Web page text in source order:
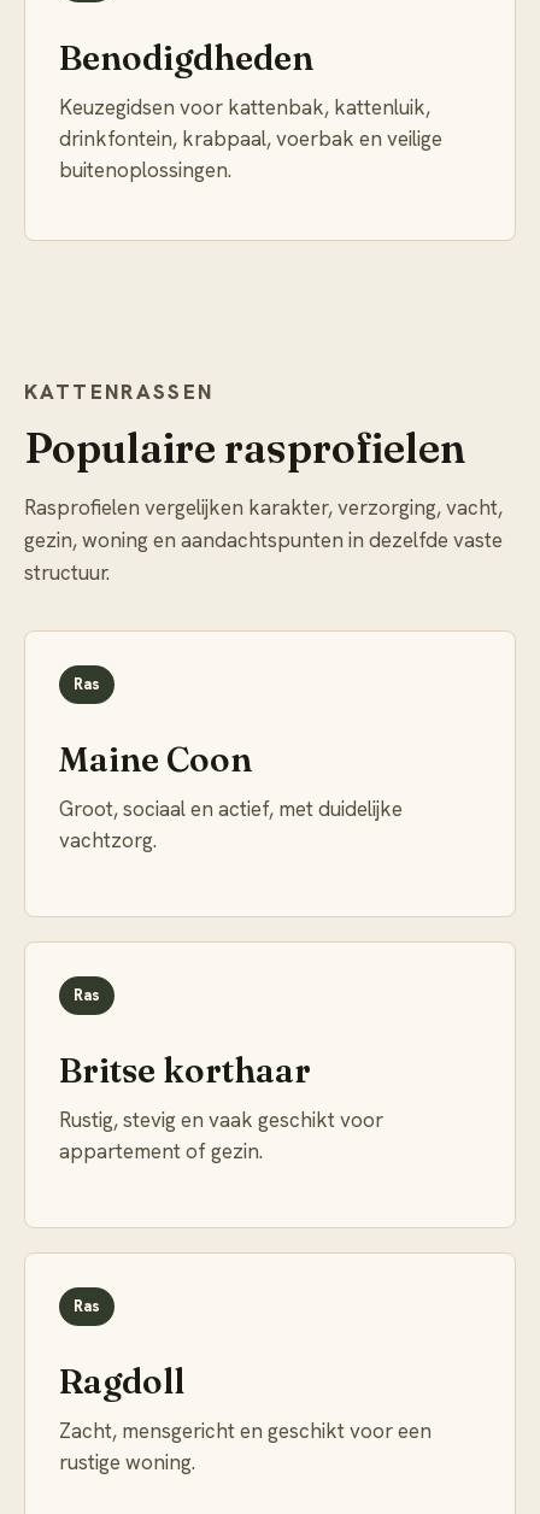
Benodigdheden
Keuzegidsen voor kattenbak, kattenluik,
drinkfontein, krabpaal, voerbak en veilige
buitenoplossingen.
KATTENRASSEN
Populaire rasprofielen
Rasprofielen vergelijken karakter, verzorging, vacht,
gezin, woning en aandachtspunten in dezelfde vaste
structuur.
Ras
Maine Coon
Groot, sociaal en actief, met duidelijke
vachtzorg.
Ras
Britse korthaar
Rustig, stevig en vaak geschikt voor
appartement of gezin.
Ras
Ragdoll
Zacht, mensgericht en geschikt voor een
rustige woning.